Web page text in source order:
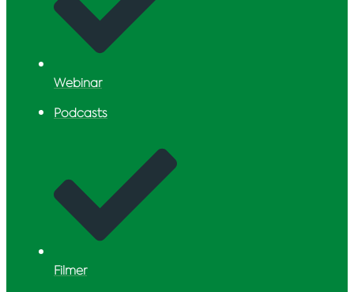
Webinar
Podcasts
Filmer